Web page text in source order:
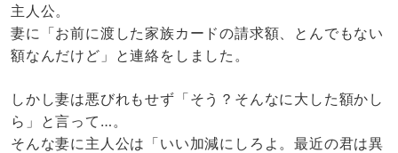
主人公。
妻に「お前に渡した家族カードの請求額、とんでもない
額なんだけど」と連絡をしました。
しかし妻は悪びれもせず「そう？そんなに大した額かし
ら」と言って…。
そんな妻に主人公は「いい加減にしろよ。最近の君は異